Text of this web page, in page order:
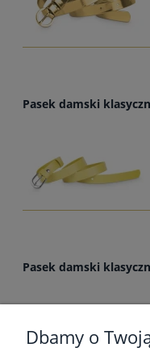
Pasek damski
Pasek damski
Dbamy o